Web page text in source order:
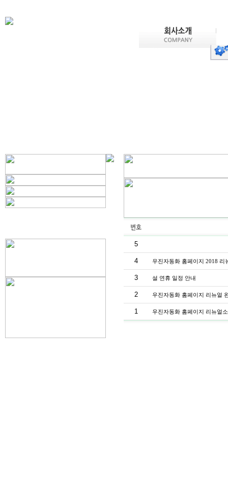
5
4 우진자동화 홈페이지 2018 리
3 설 연휴 일정 안내
2 우진자동화 홈페이지 리뉴얼
1 우진자동화 홈페이지 리뉴얼